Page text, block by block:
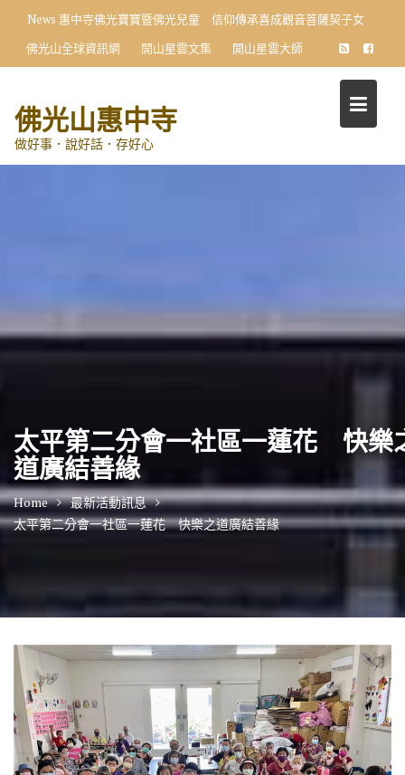
content
News 惠中寺佛光寶寶暨佛光兒童 信仰傳承喜成觀音菩薩契子女
佛光山全球資訊網
開山星雲文集 開山星雲大師
佛光山惠中寺
做好事．說好話．存好心
太平第二分會一社區一蓮花 快樂
道廣結善緣
Home
最新活動訊息
太平第二分會一社區一蓮花 快樂之道廣結善緣